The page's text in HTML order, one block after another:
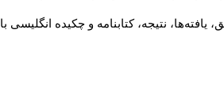
نتیجه، کتابنامه و چکیده انگلیسی